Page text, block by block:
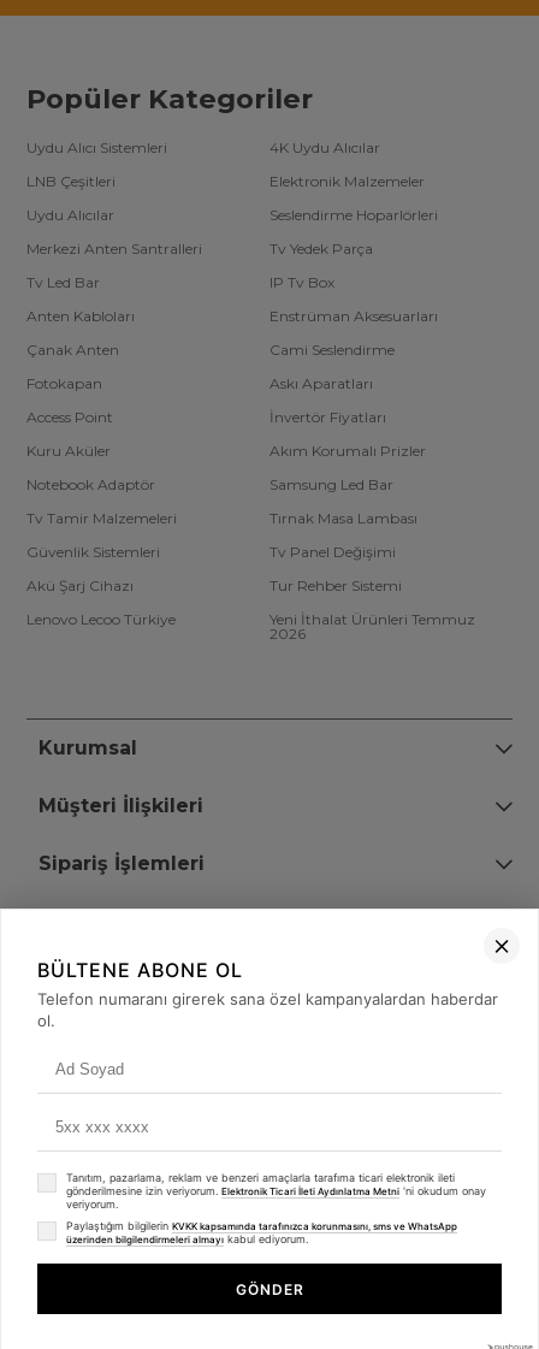
Popüler Kategoriler
Uydu Alıcı Sistemleri
4K Uydu Alıcılar
LNB Çeşitleri
Elektronik Malzemeler
Uydu Alıcılar
Seslendirme Hoparlörleri
Merkezi Anten Santralleri
Tv Yedek Parça
Tv Led Bar
IP Tv Box
Anten Kabloları
Enstrüman Aksesuarları
Çanak Anten
Cami Seslendirme
Fotokapan
Askı Aparatları
Access Point
İnvertör Fiyatları
Kuru Aküler
Akım Korumalı Prizler
Notebook Adaptör
Samsung Led Bar
Tv Tamir Malzemeleri
Tırnak Masa Lambası
Güvenlik Sistemleri
Tv Panel Değişimi
Akü Şarj Cihazı
Tur Rehber Sistemi
Lenovo Lecoo Türkiye
Yeni İthalat Ürünleri Temmuz
2026
Kurumsal
Müşteri İlişkileri
Sipariş İşlemleri
+90 (850) 473 08 08
© 2008 - 2026merterelektronik.com
- Tüm Hakları Saklıdır. Kredi kartı bilgileriniz 256bit SSL sertifikası ile
Whatsapp
BÜLTENE ABONE OL
Telefon numaranı girerek sana özel kampanyalardan haberdar
ol.
Tanıtım, pazarlama, reklam ve benzeri amaçlarla tarafıma ticari elektronik ileti
gönderilmesine izin veriyorum. Elektronik Ticari İleti Aydınlatma Metni 'ni okudum onay
veriyorum.
Paylaştığım bilgilerin KVKK kapsamında tarafınızca korunmasını, sms ve WhatsApp
üzerinden bilgilendirmeleri almayı kabul ediyorum.
GÖNDER